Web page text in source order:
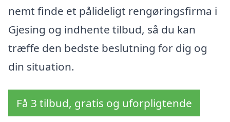
nemt finde et pålideligt rengøringsfirma i
Gjesing og indhente tilbud, så du kan
træffe den bedste beslutning for dig og
din situation.
Få 3 tilbud, gratis og uforpligtende